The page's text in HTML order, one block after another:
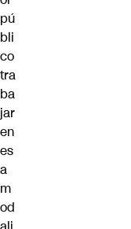
pú
bli
co
tra
ba
jar
en
es
a
m
od